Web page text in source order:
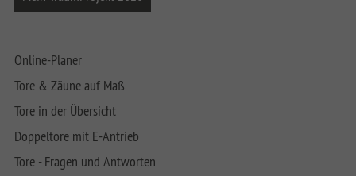
Online-Planer
Tore & Zäune auf Maß
Tore in der Übersicht
Doppeltore mit E-Antrieb
Tore - Fragen und Antworten